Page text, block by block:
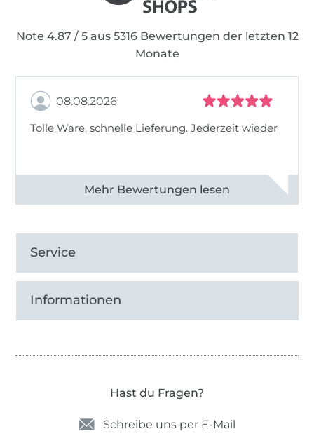
Note 4.87 / 5 aus 5316 Bewertungen der letzten 12
Monate
08.08.2026
Tolle Ware, schnelle Lieferung. Jederzeit wieder
Alle 83013 Bewertungen ansehen
Service
Informationen
Hast du Fragen?
Schreibe uns per E-Mail